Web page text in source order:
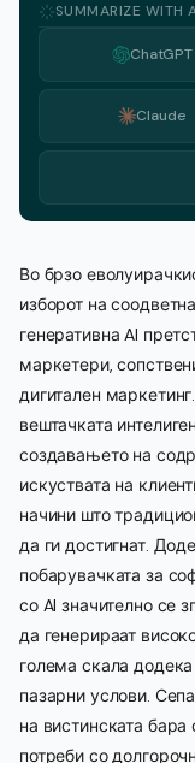
SUMMARIZE WITH
ChatGPT
Claude
Во брзо
изборот на
генеративна AI
маркетери,
дигитален
вештачката
создавањето на
искуствата на
начини што
да ги достигнат.
побарувачката за
со AI значително се
да генерираат
голема скала
пазарни услови.
на вистинската
потреби со